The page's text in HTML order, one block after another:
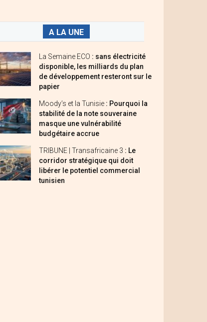
A LA UNE
La Semaine ECO : sans électricité
disponible, les milliards du plan
de développement resteront sur le
papier
Moody’s et la Tunisie : Pourquoi la
stabilité de la note souveraine
masque une vulnérabilité
budgétaire accrue
TRIBUNE | Transafricaine 3 : Le
corridor stratégique qui doit
libérer le potentiel commercial
tunisien